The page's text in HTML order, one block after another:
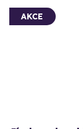
AKCE